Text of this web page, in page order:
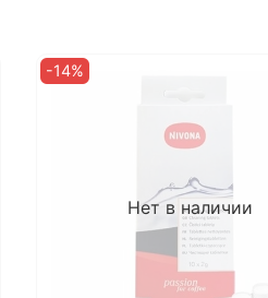
Нет в наличии
-14%